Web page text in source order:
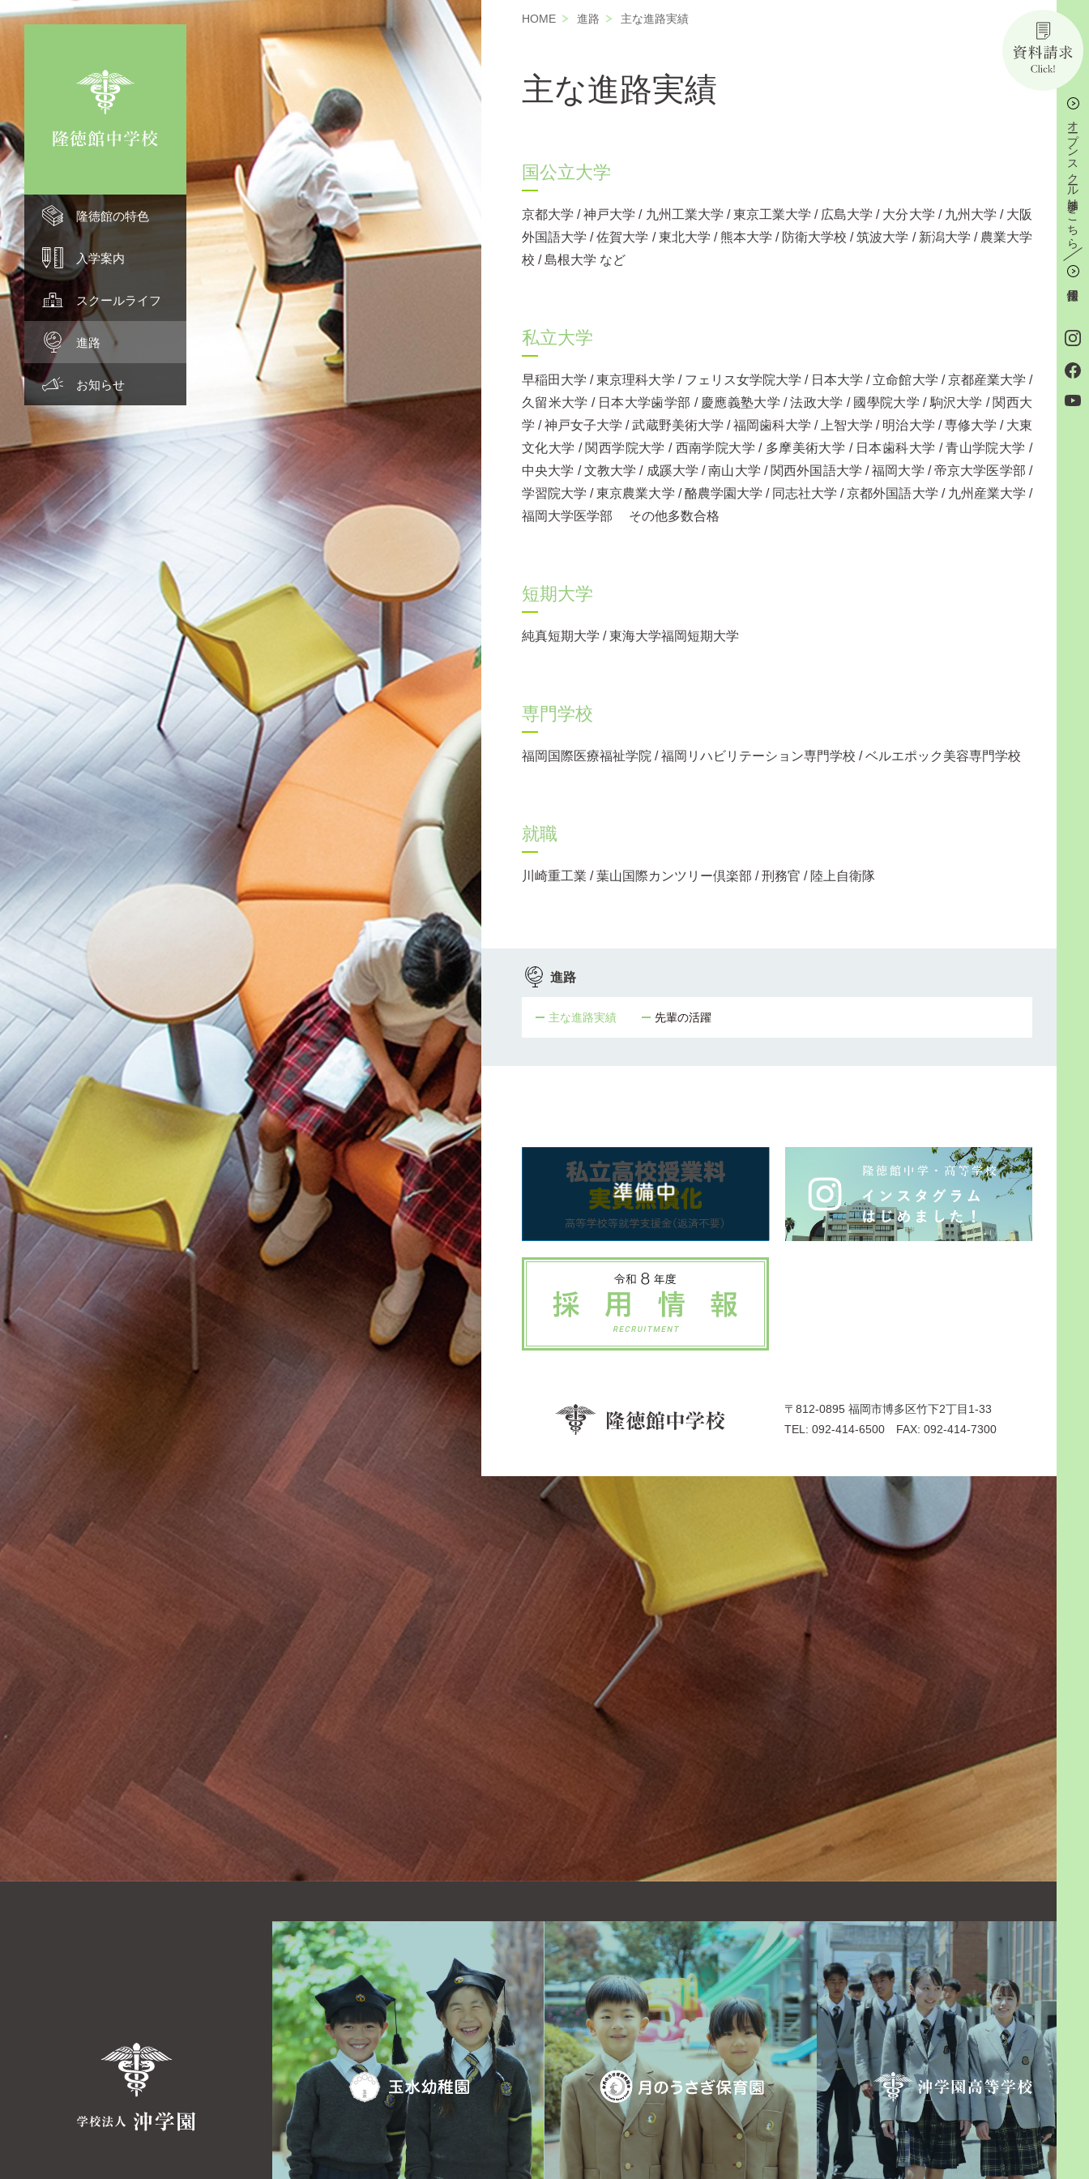
隆徳館の特色
隆徳館の特色 TOP
理念
少人数教育
ハイブリッド教育
グローバル教育
キャリア教育
コモンモラリティ教育
入学案内
入学案内 TOP
募集要項
オープンスクール
学費・特待生制度・特典
スクールライフ
スクールライフ TOP
年間行事
クラブ活動
制服紹介
カフェテリア
学生寮
施設設備紹介
アクセス
進路
進路 TOP
主な進路実績
先輩の活躍
お知らせ
お知らせ TOP
2026年度
2025年度
2024年度
2023年度
2022年度
2021年度
2019年度
2017年度
2016年度
オープンスクール参加はこちら
HOME 進路 主な進路実績
主な進路実績
国公立大学
京都大学 / 神戸大学 / 九州工業大学 / 東京工業大学 / 広島大学 / 大分大学 / 九州大学 / 大阪
外国語大学 / 佐賀大学 / 東北大学 / 熊本大学 / 防衛大学校 / 筑波大学 / 新潟大学 / 農業大学
校 / 島根大学 など
私立大学
早稲田大学 / 東京理科大学 / フェリス女学院大学 / 日本大学 / 立命館大学 / 京都産業大学 /
久留米大学 / 日本大学歯学部 / 慶應義塾大学 / 法政大学 / 國學院大学 / 駒沢大学 / 関西大
学 / 神戸女子大学 / 武蔵野美術大学 / 福岡歯科大学 / 上智大学 / 明治大学 / 専修大学 / 大東
文化大学 / 関西学院大学 / 西南学院大学 / 多摩美術大学 / 日本歯科大学 / 青山学院大学 /
中央大学 / 文教大学 / 成蹊大学 / 南山大学 / 関西外国語大学 / 福岡大学 / 帝京大学医学部 /
学習院大学 / 東京農業大学 / 酪農学園大学 / 同志社大学 / 京都外国語大学 / 九州産業大学 /
福岡大学医学部 その他多数合格
短期大学
純真短期大学 / 東海大学福岡短期大学
専門学校
福岡国際医療福祉学院 / 福岡リハビリテーション専門学校 / ベルエポック美容専門学校
就職
川崎重工業 / 葉山国際カンツリー倶楽部 / 刑務官 / 陸上自衛隊
進路
主な進路実績 先輩の活躍
〒812-0895 福岡市博多区竹下2丁目1-33
TEL: 092-414-6500 FAX: 092-414-7300